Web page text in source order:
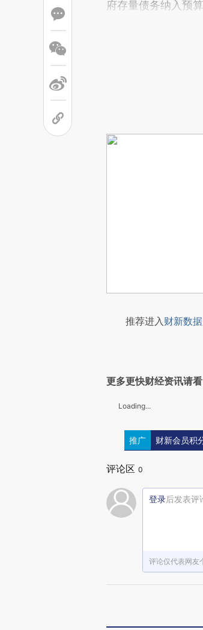
府存量债务纳入预
推荐进入财新数
更多更快财经资讯请看
Loading...
推广 财新会员积
评论区 0
登录后发表评
评论仅代表网友